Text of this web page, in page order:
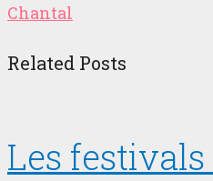
Chantal
Related Posts
Les